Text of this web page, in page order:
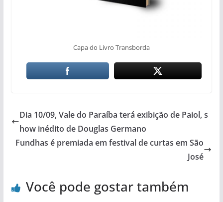
Capa do Livro Transborda
Dia 10/09, Vale do Paraíba terá exibição de Paiol, s
how inédito de Douglas Germano
Fundhas é premiada em festival de curtas em São
José
Você pode gostar também